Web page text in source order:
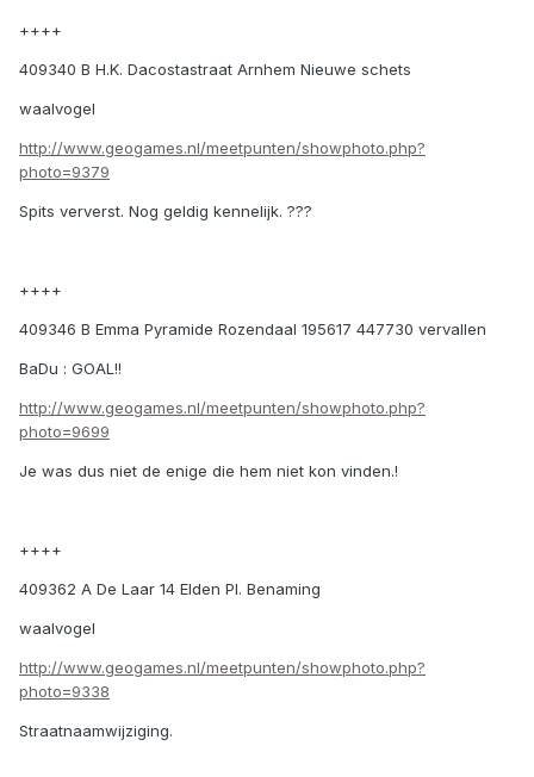
++++
409340 B H.K. Dacostastraat Arnhem Nieuwe schets
waalvogel
http://www.geogames.nl/meetpunten/showphoto.php?
photo=9379
Spits ververst. Nog geldig kennelijk. ???
++++
409346 B Emma Pyramide Rozendaal 195617 447730 vervallen
BaDu : GOAL!!
http://www.geogames.nl/meetpunten/showphoto.php?
photo=9699
Je was dus niet de enige die hem niet kon vinden.!
++++
409362 A De Laar 14 Elden Pl. Benaming
waalvogel
http://www.geogames.nl/meetpunten/showphoto.php?
photo=9338
Straatnaamwijziging.